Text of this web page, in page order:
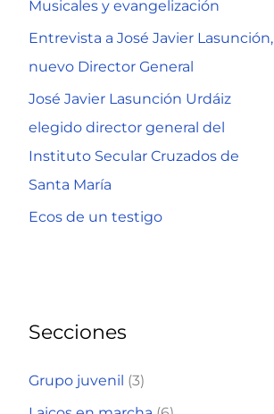
Musicales y evangelización
Entrevista a José Javier Lasunción,
nuevo Director General
José Javier Lasunción Urdáiz
elegido director general del
Instituto Secular Cruzados de
Santa María
Ecos de un testigo
Secciones
Grupo juvenil (3)